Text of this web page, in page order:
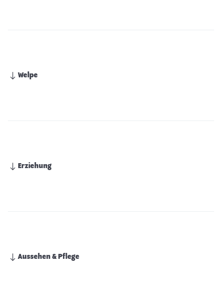
Welpe
Erziehung
Aussehen & Pflege